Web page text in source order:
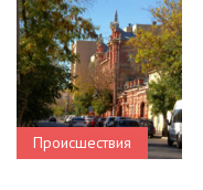
Происшествия